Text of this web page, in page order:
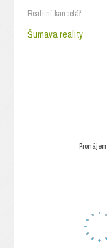
Realitní kancelář
Šumava reality